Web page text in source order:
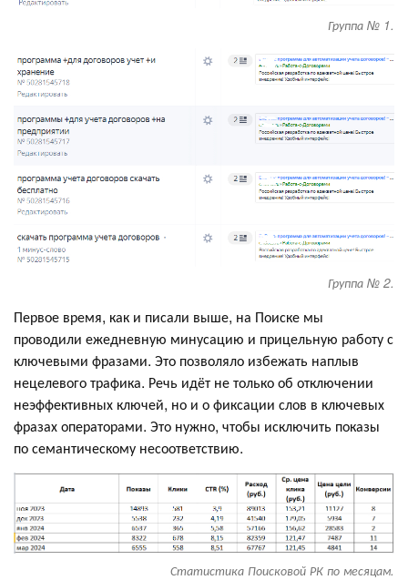
Группа № 1.
Группа № 2.
Первое время, как и писали выше, на Поиске мы
проводили ежедневную минусацию и прицельную работу с
ключевыми фразами. Это позволяло избежать наплыв
нецелевого трафика. Речь идёт не только об отключении
неэффективных ключей, но и о фиксации слов в ключевых
фразах операторами. Это нужно, чтобы исключить показы
по семантическому несоответствию.
Статистика Поисковой РК по месяцам.